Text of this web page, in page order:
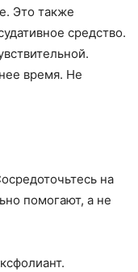
Это также
средство.
время. Не
на
помогают, а не